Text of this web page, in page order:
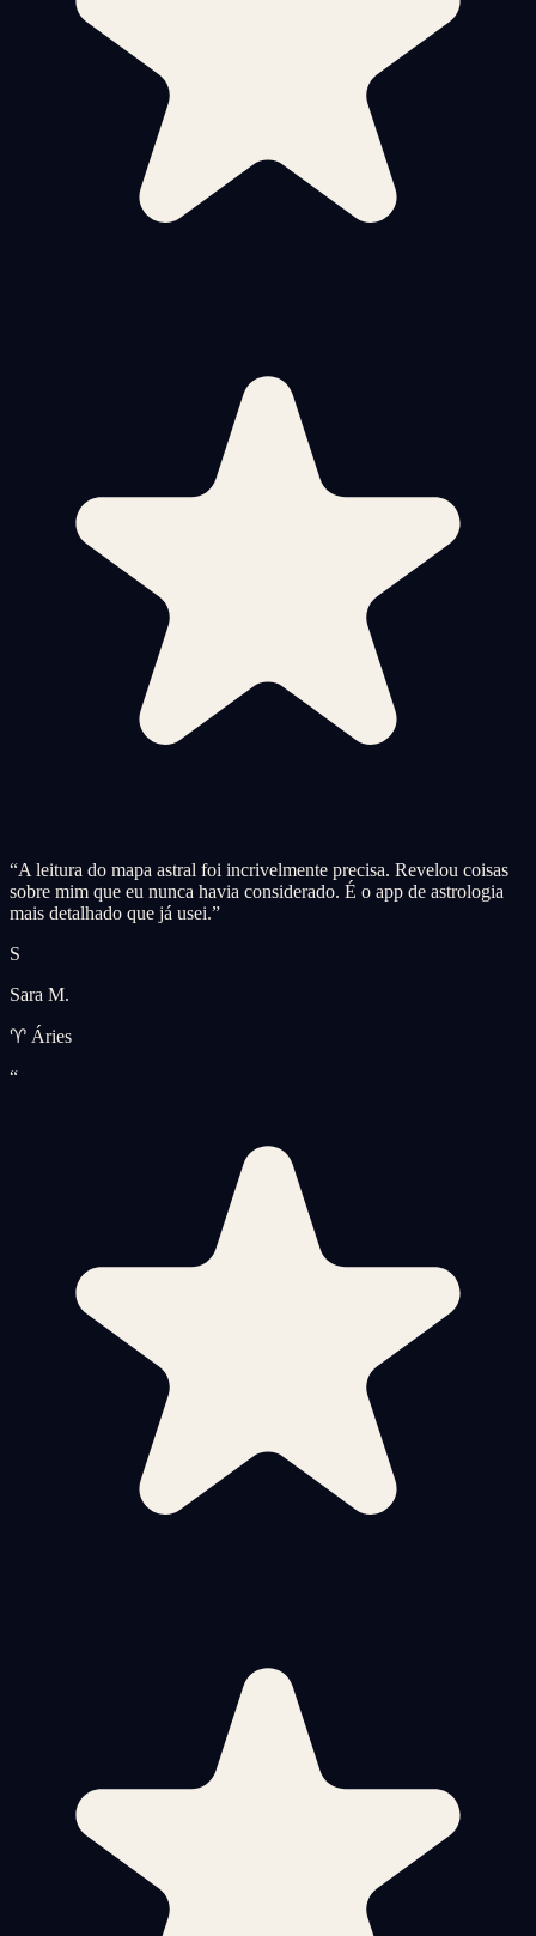
“A leitura do mapa astral foi incrivelmente precisa. Revelou coisas
sobre mim que eu nunca havia considerado. É o app de astrologia
mais detalhado que já usei.”
S
Sara M.
♈ Áries
“